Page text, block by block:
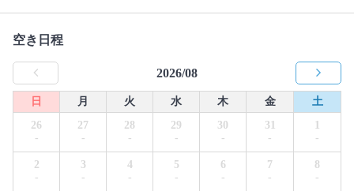
空き日程
2026/08
日 月 火 水 木 金
土
26
-
27
-
28
-
29
-
30
-
31
-
1
-
2
-
3
-
4
-
5
-
6
-
7
-
8
-